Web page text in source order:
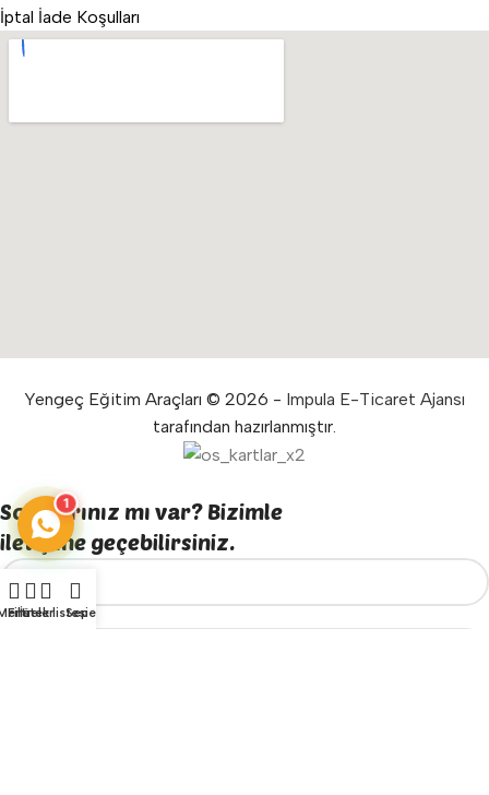
İptal İade Koşulları
Yengeç Eğitim Araçları © 2026 - Impula E-Ticaret Ajansı
tarafından hazırlanmıştır.
Sorularınız mı var? Bizimle
iletişime geçebilirsiniz.
Filtreler
İstek listesi
Sepet
1